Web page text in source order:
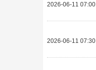
2026-06-11 07:00
2026-06-11 07:30